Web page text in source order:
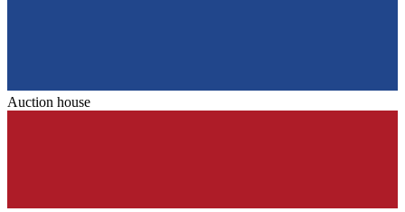
Auction house